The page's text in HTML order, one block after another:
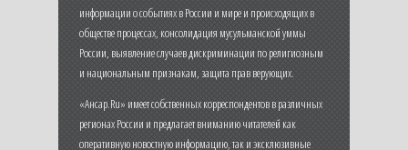
информации о событиях в России и мире и происходящих в
обществе процессах, консолидация мусульманской уммы
России, выявление случаев дискриминации по религиозным
и национальным признакам, защита прав верующих.
«Ансар.Ru» имеет собственных корреспондентов в различных
регионах России и предлагает вниманию читателей как
оперативную новостную информацию, так и эксклюзивные